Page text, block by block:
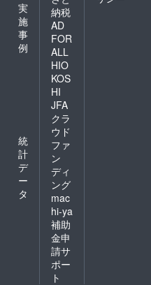
実
施
事
例
統
計
デ
ー
タ
納税
AD
FOR
ALL
HIO
KOS
HI
JFA
クラ
ウド
ファ
ン
ディ
ング
mac
hi-ya
補助
金申
請サ
ポー
ト